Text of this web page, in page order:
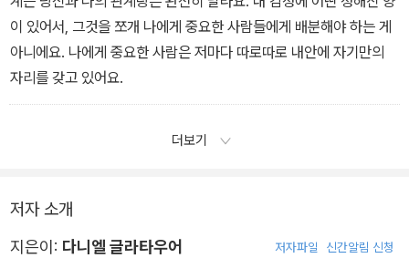
이 있어서, 그것을 쪼개 나에게 중요한 사람들에게 배분해야 하는 게
아니에요. 나에게 중요한 사람은 저마다 따로따로 내안에 자기만의
자리를 갖고 있어요.
더보기
저자 소개
지은이: 다니엘 글라타우어 저자파일 신간알림 신청